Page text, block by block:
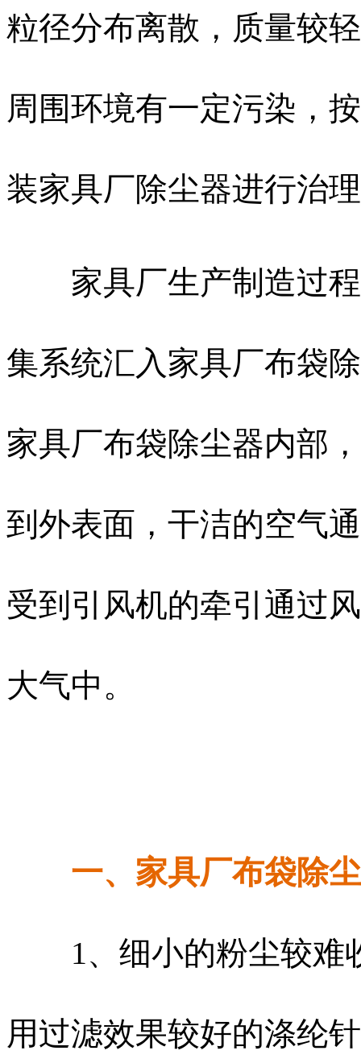
粒径分布离散，质量较
周围环境有一定污染，
装家具厂除尘器进行治
家具厂生产制造过程
集系统汇入家具厂布袋
家具厂布袋除尘器内部
到外表面，干洁的空气
受到引风机的牵引通过
大气中。
一、家具厂布袋除
1、细小的粉尘较难
用过滤效果较好的涤纶